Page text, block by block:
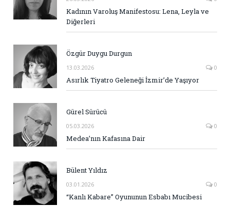
Kadının Varoluş Manifestosu: Lena, Leyla ve
Diğerleri
Özgür Duygu Durgun
13.03.2026 0
Asırlık Tiyatro Geleneği İzmir’de Yaşıyor
Gürel Sürücü
05.03.2026 0
Medea’nın Kafasına Dair
Bülent Yıldız
03.01.2026 0
“Kanlı Kabare” Oyununun Esbabı Mucibesi